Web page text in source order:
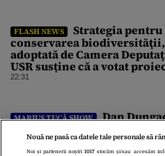
FLASH NEWS
Strategia pentru
conservarea biodiversităţii,
adoptată de Camera
USR susține că a votat
cu amendamentele PSD
22:31
MARIUS TUCĂ SHOW
Dan
major al unui om care a
la alegerile parlamentare
Nouă ne pasă ca datele tale personale să
Noi și partenerii noștri1017 stocăm și/sau accesăm